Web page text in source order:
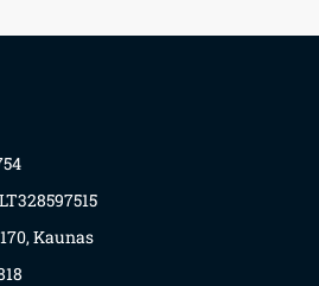
Kaunas